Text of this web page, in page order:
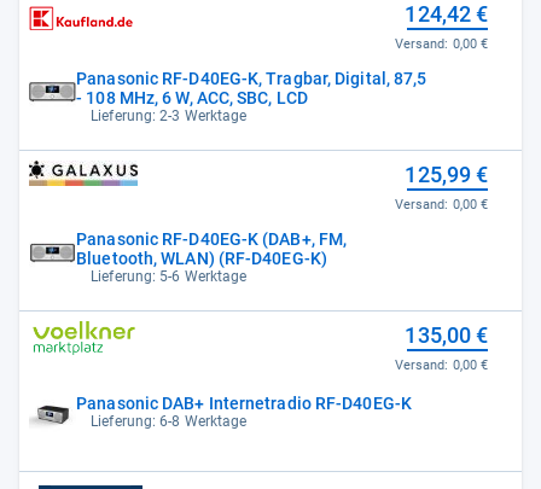
Panasonic RF-D40EG-K, Tragbar, Digital, 87,5
- 108 MHz, 6 W, ACC, SBC, LCD
Lieferung: 2-3 Werktage
124,42 €
Versand: 0,00 €
Panasonic RF-D40EG-K (DAB+, FM,
Bluetooth, WLAN) (RF-D40EG-K)
Lieferung: 5-6 Werktage
125,99 €
Versand: 0,00 €
Panasonic DAB+ Internetradio RF-D40EG-K
Lieferung: 6-8 Werktage
135,00 €
Versand: 0,00 €